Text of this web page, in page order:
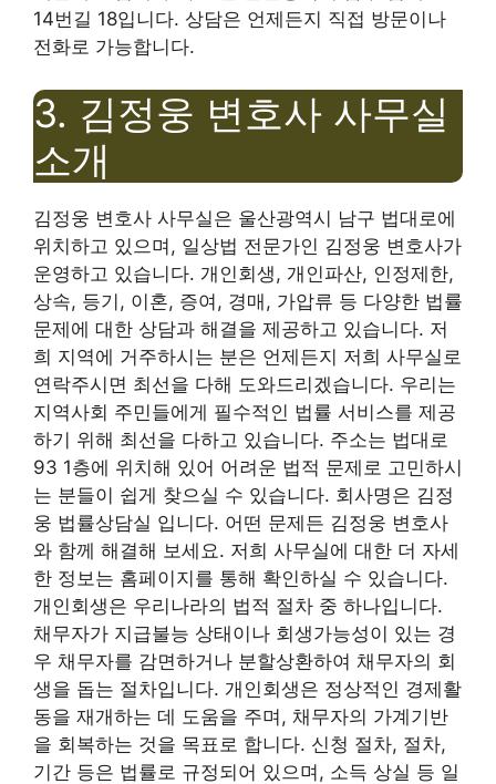
14번길 18입니다. 상담은 언제든지 직접 방문이나
전화로 가능합니다.
3. 김정웅 변호사 사무실
소개
김정웅 변호사 사무실은 울산광역시 남구 법대로에
위치하고 있으며, 일상법 전문가인 김정웅 변호사가
운영하고 있습니다. 개인회생, 개인파산, 인정제한,
상속, 등기, 이혼, 증여, 경매, 가압류 등 다양한 법률
문제에 대한 상담과 해결을 제공하고 있습니다. 저
희 지역에 거주하시는 분은 언제든지 저희 사무실로
연락주시면 최선을 다해 도와드리겠습니다. 우리는
지역사회 주민들에게 필수적인 법률 서비스를 제공
하기 위해 최선을 다하고 있습니다. 주소는 법대로
93 1층에 위치해 있어 어려운 법적 문제로 고민하시
는 분들이 쉽게 찾으실 수 있습니다. 회사명은 김정
웅 법률상담실 입니다. 어떤 문제든 김정웅 변호사
와 함께 해결해 보세요. 저희 사무실에 대한 더 자세
한 정보는 홈페이지를 통해 확인하실 수 있습니다.
개인회생은 우리나라의 법적 절차 중 하나입니다.
채무자가 지급불능 상태이나 회생가능성이 있는 경
우 채무자를 감면하거나 분할상환하여 채무자의 회
생을 돕는 절차입니다. 개인회생은 정상적인 경제활
동을 재개하는 데 도움을 주며, 채무자의 가계기반
을 회복하는 것을 목표로 합니다. 신청 절차, 절차,
기간 등은 법률로 규정되어 있으며, 소득 상실 등 일